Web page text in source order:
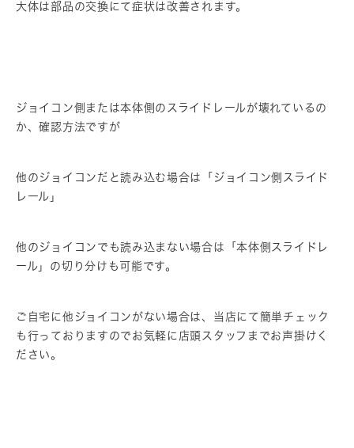
大体は部品の交換にて症状は改善されます。
ジョイコン側または本体側のスライドレールが壊れているの
か、確認方法ですが
他のジョイコンだと読み込む場合は「ジョイコン側スライド
レール」
他のジョイコンでも読み込まない場合は「本体側スライドレ
ール」の切り分けも可能です。
ご自宅に他ジョイコンがない場合は、当店にて簡単チェック
も行っておりますのでお気軽に店頭スタッフまでお声掛けく
ださい。